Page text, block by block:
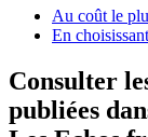
Au coût le
En
Consulter
publiées